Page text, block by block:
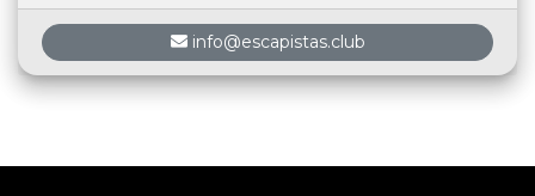
info@escapistas.club